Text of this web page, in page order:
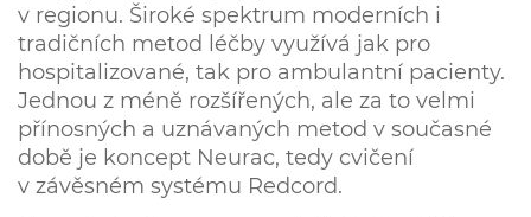
v regionu. Široké spektrum moderních i
tradičních metod léčby využívá jak pro
hospitalizované, tak pro ambulantní pacienty.
Jednou z méně rozšířených, ale za to velmi
přínosných a uznávaných metod v současné
době je koncept Neurac, tedy cvičení
v závěsném systému Redcord.